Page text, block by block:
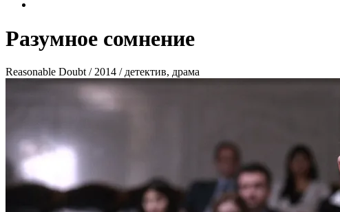
Разумное сомнение
Reasonable Doubt / 2014 / детектив, драма